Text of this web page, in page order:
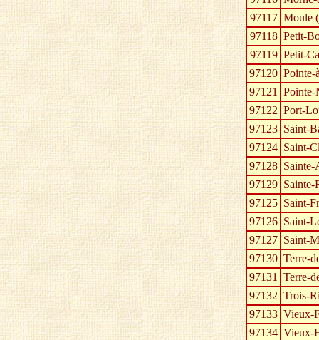
97117 Moule
97118 Petit-
97119 Petit-
97120 Pointe-
97121 Pointe-
97122 Port-
97123 Saint-
97124 Saint-
97128 Sainte-
97129 Sainte-
97125 Saint-
97126 Saint-
97127 Saint-
97130 Terre-
97131 Terre-
97132 Trois-
97133 Vieux-
97134 Vieux-